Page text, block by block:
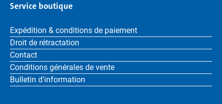
Service boutique
Expédition & conditions de paiement
Droit de rétractation
Contact
Conditions générales de vente
Bulletin d'information